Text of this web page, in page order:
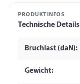
PRODUKTINFOS
Technische Details
Bruchlast (daN):
Gewicht: